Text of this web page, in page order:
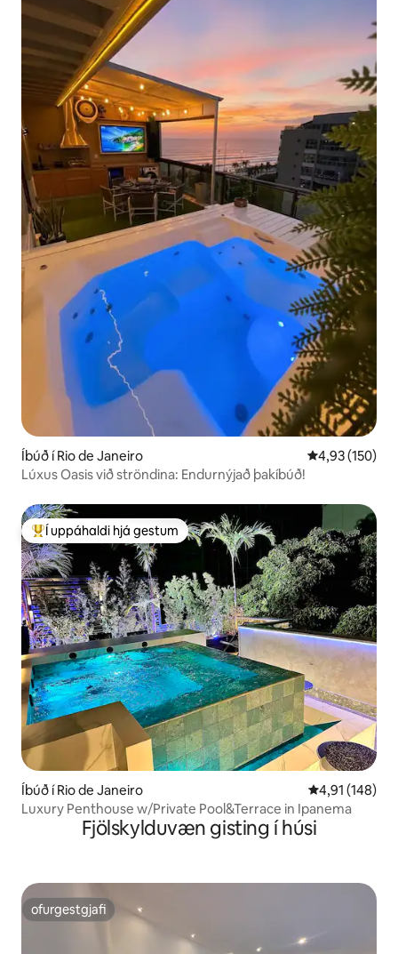
Íbúð í Rio de Janeiro 4,93 af 5 í
4,93 (150)
Lúxus Oasis við ströndina: Endurnýjað þakíbúð!
Í mestu uppáhaldi hjá gestum
Í uppáhaldi hjá gestum
Íbúð í Rio de Janeiro 4,91 af 5 í
4,91 (148)
Luxury Penthouse w/Private Pool&Terrace in Ipanema
Fjölskylduvæn gisting í húsi
ofurgestgjafi
ofurgestgjafi